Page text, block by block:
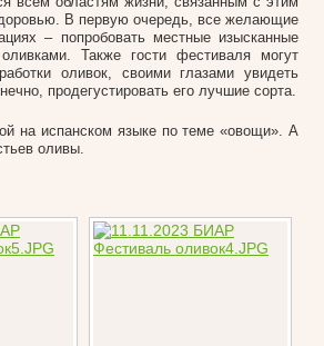
В первую очередь, все желающие
– попробовать местные изысканные
Также гости фестиваля могут
оливок, своими глазами увидеть
продегустировать его лучшие сорта.
на испанском языке по теме «овощи». А
оливы.